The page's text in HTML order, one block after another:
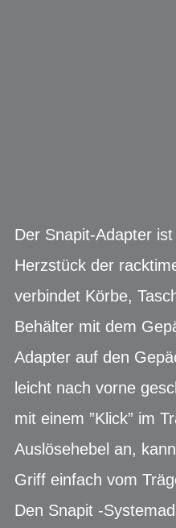
Der Snapit-Adapter
Herzstück der
verbindet Körbe,
Behälter mit dem
Adapter auf den
leicht nach vorne
mit einem ”Klick” im
Auslösehebel an,
Griff einfach vom
Den Snapit -